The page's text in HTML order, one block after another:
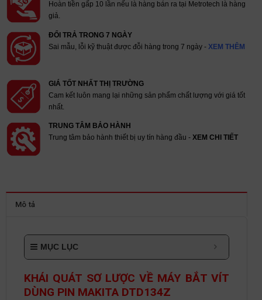
Hoàn tiền gấp 10 lần nếu là hàng bán ra tại Metrotech là hàng
giả.
ĐỔI TRẢ TRONG 7 NGÀY
Sai mẫu, lỗi kỹ thuật được đỗi hàng trong 7 ngày - XEM THÊM
GIÁ TỐT NHẤT THỊ TRƯỜNG
Cam kết luôn mang lại những sản phẩm chất lượng với giá tốt
nhất.
TRUNG TÂM BẢO HÀNH
Trung tâm bảo hành thiết bị uy tín hàng đầu -XEM CHI TIẾT
Mô tả
MỤC LỤC
KHÁI QUÁT SƠ LƯỢC VỀ MÁY BẮT VÍT
DÙNG PIN MAKITA DTD134Z